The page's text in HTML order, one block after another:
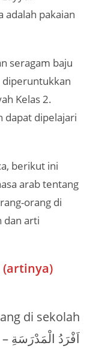
seragam baju
diperuntukkan
Kelas 2.
dapat dipelajari
berikut ini
arab tentang
orang di
dan arti
(artinya)
di sekolah
– اَفْرَدُ الْمَدْرَسَةِ